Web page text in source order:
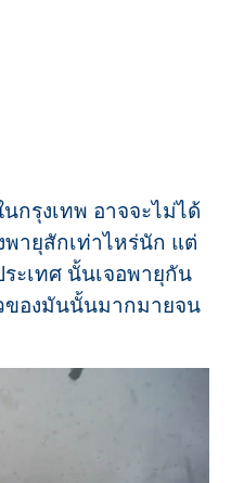
กรุงเทพ อาจจะไม่ได้
ายุสักเท่าไหร่นัก แต่
ะเทศ นั้นเจอพายุกัน
ของมันนั้นมากมายจน